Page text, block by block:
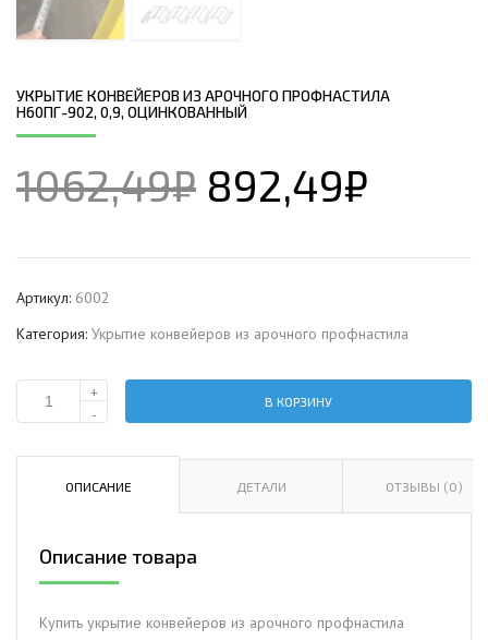
УКРЫТИЕ КОНВЕЙЕРОВ ИЗ АРОЧНОГО ПРОФНАСТИЛА
Н60ПГ-902, 0,9, ОЦИНКОВАННЫЙ
1062,49₽ 892,49₽
Артикул: 6002
Категория: Укрытие конвейеров из арочного профнастила
Количество
конвейеров
Н60ПГ-902,
+
-
В КОРЗИНУ
ОПИСАНИЕ ДЕТАЛИ ОТЗЫВЫ (0)
Описание товара
Купить укрытие конвейеров из арочного профнастила